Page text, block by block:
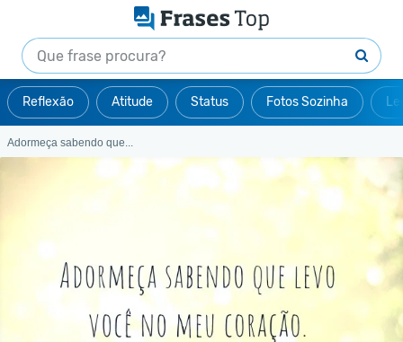
Reflexão Atitude Status Fotos Sozinha
Adormeça sabendo que...